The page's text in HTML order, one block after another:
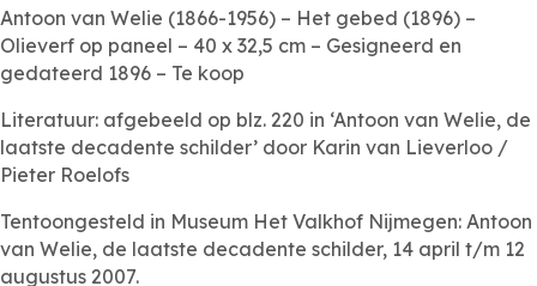
Antoon van Welie (1866-1956) – Het gebed (1896) –
Olieverf op paneel – 40 x 32,5 cm – Gesigneerd en
gedateerd 1896 – Te koop
Literatuur: afgebeeld op blz. 220 in ‘Antoon van Welie, de
laatste decadente schilder’ door Karin van Lieverloo /
Pieter Roelofs
Tentoongesteld in Museum Het Valkhof Nijmegen: Antoon
van Welie, de laatste decadente schilder, 14 april t/m 12
augustus 2007.